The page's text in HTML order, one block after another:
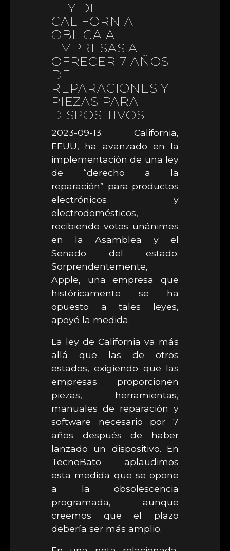
LEY DE
CALIFORNIA
OBLIGA A
EMPRESAS A
OFRECER 7 AÑOS
DE
REPARACIONES Y
PIEZAS PARA
DISPOSITIVOS
2023-09-13. California,
EEUU, ha avanzado en la
implementación de una ley
de “derecho a la
reparación” para productos
electrónicos y
electrodomésticos,
recibiendo votos unánimes
en la Asamblea y el
Senado del estado.
Sorprendentemente,
Apple, una empresa que
históricamente se ha
opuesto a tales leyes,
apoyó la medida.
La ley de California va más
allá que las de otros
estados, exigiendo que las
empresas proporcionen
piezas, herramientas,
manuales de reparación y
software necesario por 7
años después de haber
lanzado un dispositivo. En
TecnoBato aplaudimos
esta medida que se opone
a la obsolescencia
programada, aunque
creemos que el plazo
debería ser más amplio.